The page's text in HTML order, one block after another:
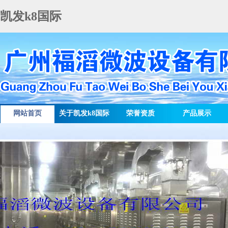
凯发k8国际
网站首页 关于凯发k8国际 荣誉资质 产品展示